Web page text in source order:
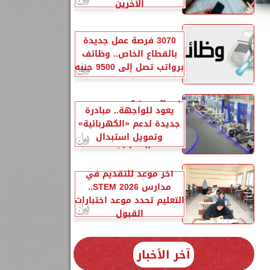
الآخرين
3070 فرصة عمل جديدة
بالقطاع الخاص.. وظائف
برواتب تصل إلى 9500 جنيه
إحلال السيارات المتهالكة
يعود للواجهة.. مبادرة
جديدة لدعم «الكهربائية»
وتمويل استبدال
السيارات...
آخر موعد للتقديم في
مدارس STEM 2026..
التعليم تحدد موعد اختبارات
القبول
آخر الأخبار